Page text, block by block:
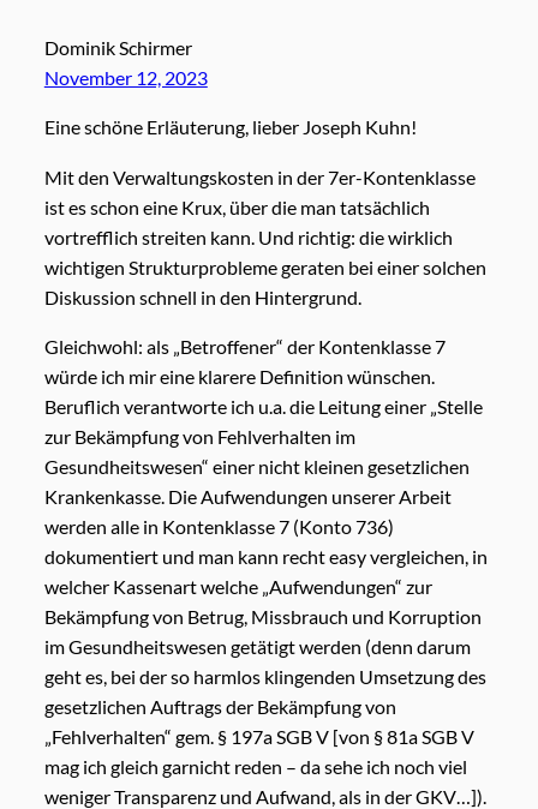
Dominik Schirmer
November 12, 2023
Eine schöne Erläuterung, lieber Joseph Kuhn!
Mit den Verwaltungskosten in der 7er-Kontenklasse
ist es schon eine Krux, über die man tatsächlich
vortrefflich streiten kann. Und richtig: die wirklich
wichtigen Strukturprobleme geraten bei einer solchen
Diskussion schnell in den Hintergrund.
Gleichwohl: als „Betroffener“ der Kontenklasse 7
würde ich mir eine klarere Definition wünschen.
Beruflich verantworte ich u.a. die Leitung einer „Stelle
zur Bekämpfung von Fehlverhalten im
Gesundheitswesen“ einer nicht kleinen gesetzlichen
Krankenkasse. Die Aufwendungen unserer Arbeit
werden alle in Kontenklasse 7 (Konto 736)
dokumentiert und man kann recht easy vergleichen, in
welcher Kassenart welche „Aufwendungen“ zur
Bekämpfung von Betrug, Missbrauch und Korruption
im Gesundheitswesen getätigt werden (denn darum
geht es, bei der so harmlos klingenden Umsetzung des
gesetzlichen Auftrags der Bekämpfung von
„Fehlverhalten“ gem. § 197a SGB V [von § 81a SGB V
mag ich gleich garnicht reden – da sehe ich noch viel
weniger Transparenz und Aufwand, als in der GKV…]).